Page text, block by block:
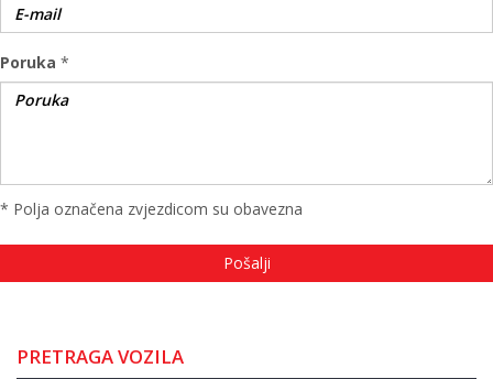
Poruka *
* Polja označena zvjezdicom su obavezna
PRETRAGA VOZILA